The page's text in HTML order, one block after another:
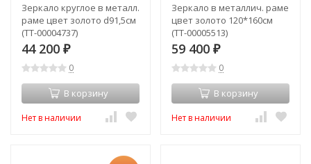
Зеркало круглое в металл.
раме цвет золото d91,5см
(TT-00004737)
44 200 ₽
0
В корзину
Нет в наличии
Зеркало в металлич. раме
цвет золото 120*160см
(TT-00005513)
59 400 ₽
0
В корзину
Нет в наличии